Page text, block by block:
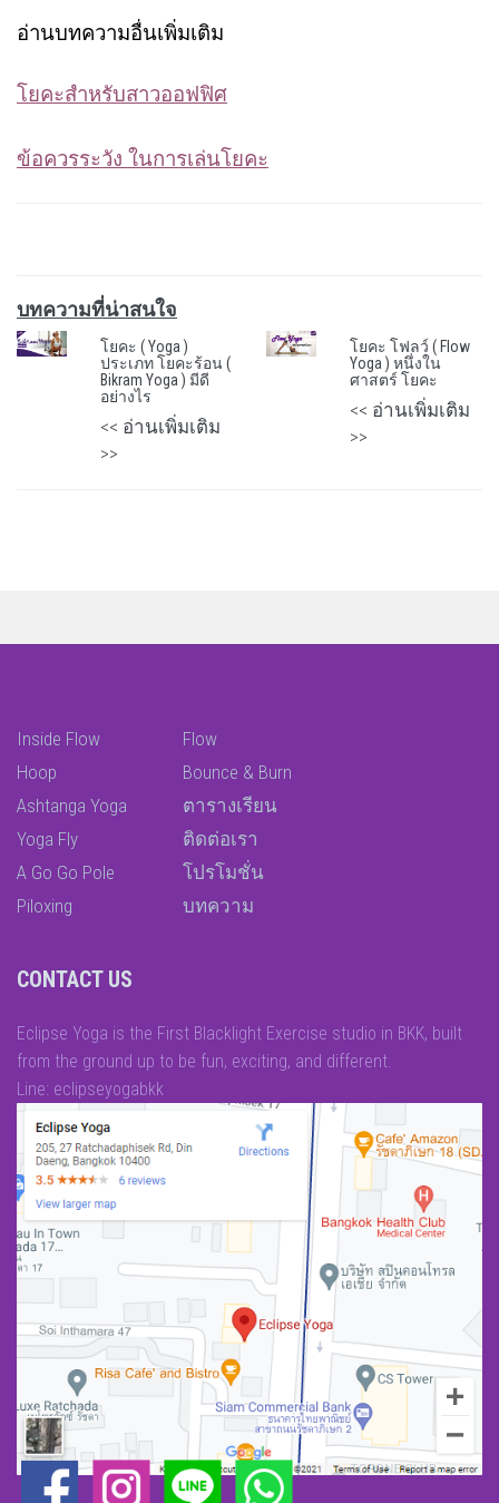
อ่านบทความอื่นเพิ่มเติม
โยคะสำหรับสาวออฟฟิศ
ข้อควรระวัง ในการเล่นโยคะ
บทความที่น่าสนใจ
โยคะ ( Yoga )
ประเภท โยคะร้อน (
Bikram Yoga ) มีดี
อย่างไร
<< อ่านเพิ่มเติม
>>
โยคะ โฟลว์ ( Flow
Yoga ) หนึ่งใน
ศาสตร์ โยคะ
<< อ่านเพิ่มเติม
>>
Inside Flow
Hoop
Ashtanga Yoga
Yoga Fly
A Go Go Pole
Piloxing
Flow
Bounce & Burn
ตารางเรียน
ติดต่อเรา
โปรโมชั่น
บทความ
CONTACT US
Eclipse Yoga is the First Blacklight Exercise studio in BKK, built
from the ground up to be fun, exciting, and different.
Line: eclipseyogabkk